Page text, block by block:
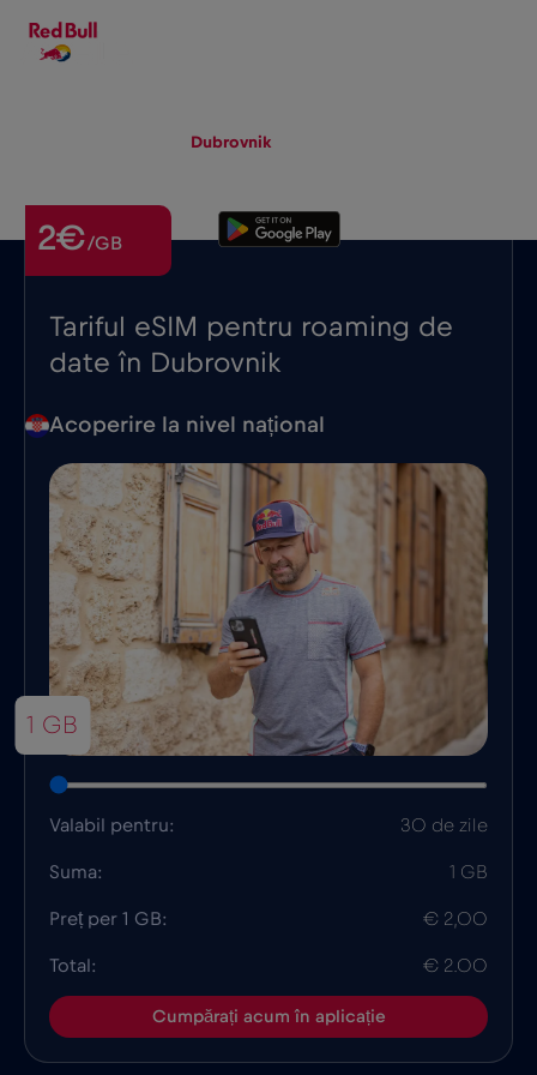
Dubrovnik
Tariful eSIM pentru roaming de
date în Dubrovnik
2€/GB
Acoperire la nivel național
1 GB
Valabil pentru: 30 de zile
Suma: 1 GB
Preț per 1 GB: € 2,00
Total: € 2.00
Cumpărați acum în aplicație